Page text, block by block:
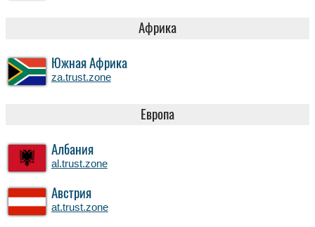
Африка
Южная Африка
za.trust.zone
Европа
Албания
al.trust.zone
Австрия
at.trust.zone